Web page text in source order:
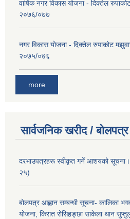
वार्षिक नगर विकास योजना - दिक्तेल
२०७६/०७७
नगर विकास योजना - दिक्तेल रुपाकोट
२०७५/०७६
more
सार्वजनिक खरीद /
दरभाउपत्रहरू स्वीकृत गर्ने आशयको
२५)
बोलपत्र आह्वान सम्बन्धी सूचना- कालिका
योजना, किरात रोसिहङ्छा साकेला थान